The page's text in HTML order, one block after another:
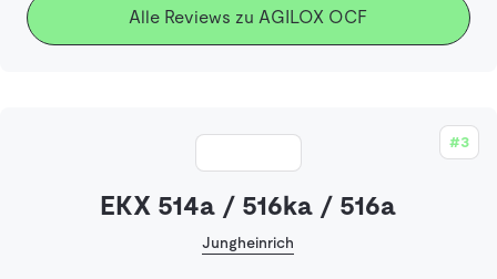
Alle Reviews zu AGILOX OCF
#3
EKX 514a / 516ka / 516a
Jungheinrich